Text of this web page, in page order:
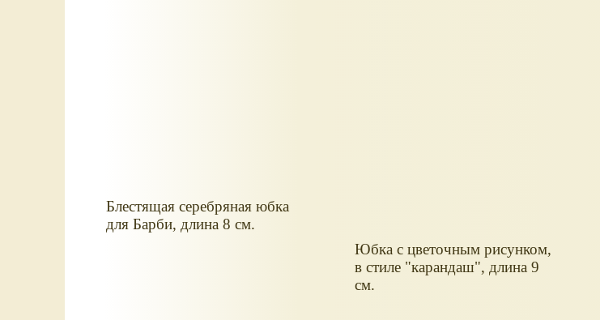
Блестящая серебряная юбка
для Барби, длина 8 см.
Юбка с цветочным рисунком,
в стиле "карандаш", длина 9
см.